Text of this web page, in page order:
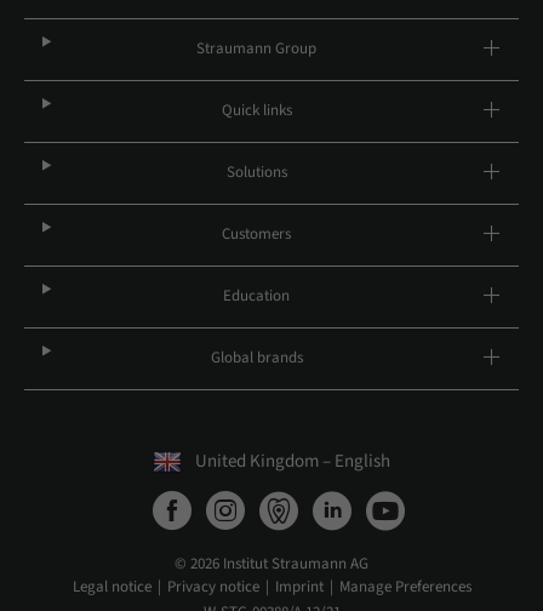
Straumann Group
Quick links
Solutions
Customers
Education
Global brands
United Kingdom – English
© 2026 Institut Straumann AG
Legal notice
Privacy notice Imprint
Manage Preferences